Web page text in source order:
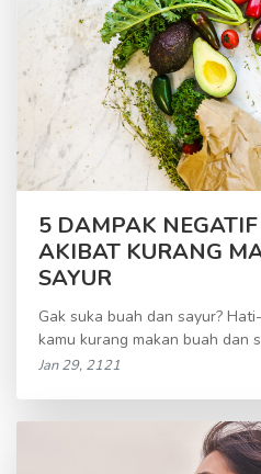
5 DAMPAK
AKIBAT KURANG
SAYUR
Gak suka buah dan sayur?
kamu kurang makan buah dan